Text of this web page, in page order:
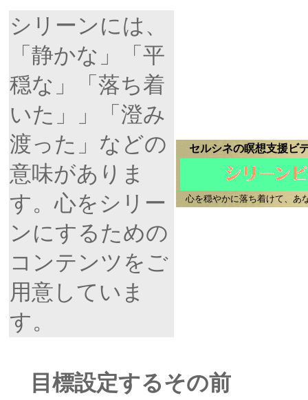
シリーンには、
「静かな」「平
穏な」「落ち着
いた」」「澄み
渡った」などの
意味がありま
す。心をシリー
ンにするための
コンテンツをご
用意していま
す。
セルシネの瞑想支援ビ
心を穏やかに落ち着けて、あ
目標設定するその前